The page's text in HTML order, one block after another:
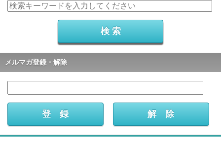
メルマガ登録・解除